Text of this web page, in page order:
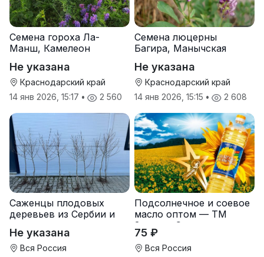
Семена гороха Ла-
Манш, Камелеон
Не указана
Краснодарский край
14 янв 2026, 15:17 • 2 560
Семена люцерны
Багира, Манычская
Не указана
Краснодарский край
14 янв 2026, 15:15 • 2 608
Саженцы плодовых
деревьев из Сербии и
Не указана
Вся Россия
Подсолнечное и соевое
масло оптом — ТМ
Золотая Семечка
75 ₽
Вся Россия